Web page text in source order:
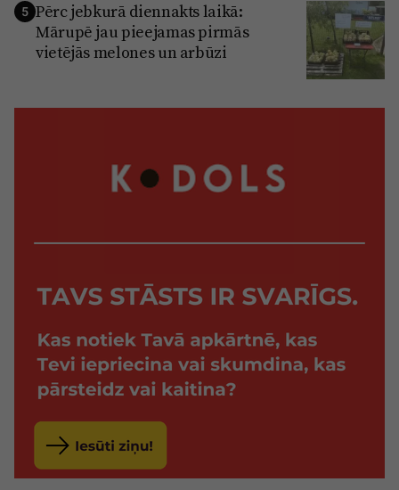
5 Pērc jebkurā diennakts laikā:
Mārupē jau pieejamas pirmās
vietējās melones un arbūzi